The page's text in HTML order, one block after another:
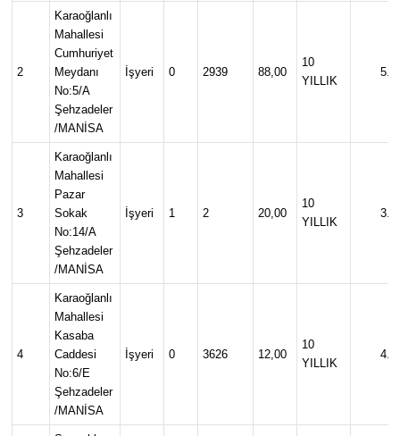
2
Karaoğlanlı
Mahallesi
Cumhuriyet
Meydanı
No:5/A
Şehzadeler
/MANİSA
İşyeri 0 2939 88,00
10
YILLIK
3
Karaoğlanlı
Mahallesi
Pazar
Sokak
No:14/A
Şehzadeler
/MANİSA
İşyeri 1 2 20,00
10
YILLIK
4
Karaoğlanlı
Mahallesi
Kasaba
Caddesi
No:6/E
Şehzadeler
/MANİSA
İşyeri 0 3626 12,00
10
YILLIK